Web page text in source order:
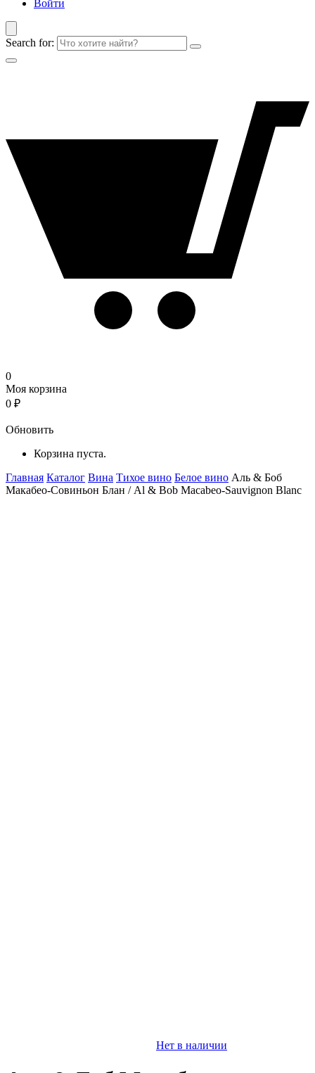
Войти
Search for:
0
Моя корзина
0 ₽
Обновить
Корзина пуста.
Главная Каталог Вина Тихое вино Белое вино Аль & Боб
Макабео-Совиньон Блан / Al & Bob Macabeo-Sauvignon Blanc
Нет в наличии